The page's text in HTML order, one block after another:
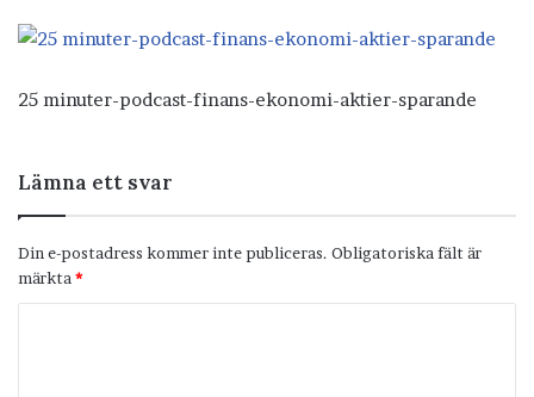
25 minuter-podcast-finans-ekonomi-aktier-sparande
Lämna ett svar
Din e-postadress kommer inte publiceras. Obligatoriska fält är
märkta *